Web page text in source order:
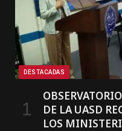
DESTACADAS
DE LA UASD
LOS